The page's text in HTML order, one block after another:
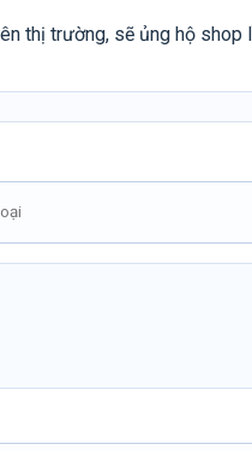
thị trường, sẽ ủng hộ shop